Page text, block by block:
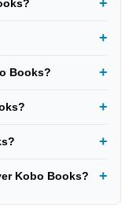
Books?
Kobo Books?